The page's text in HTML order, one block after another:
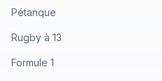
Pétanque
Rugby à 13
Formule 1